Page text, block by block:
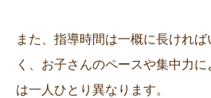
また、指導時間は一概に長けれ
く、お子さんのペースや集中力
は一人ひとり異なります。